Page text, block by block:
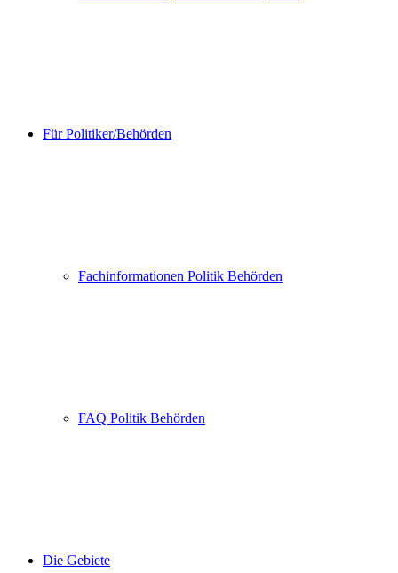
Für Politiker/Behörden
Fachinformationen Politik Behörden
FAQ Politik Behörden
Die Gebiete